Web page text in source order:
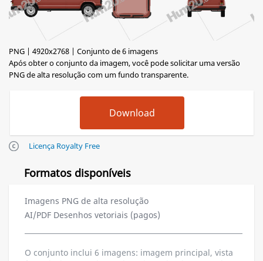
PNG | 4920x2768 | Conjunto de 6 imagens
Após obter o conjunto da imagem, você pode solicitar uma versão
PNG de alta resolução com um fundo transparente.
Licença Royalty Free
Formatos disponíveis
Imagens PNG de alta resolução
AI/PDF Desenhos vetoriais (pagos)
O conjunto inclui 6 imagens: imagem principal, vista